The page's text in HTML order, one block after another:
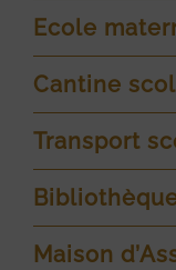
Ecole
Cantine
Transport
Maison